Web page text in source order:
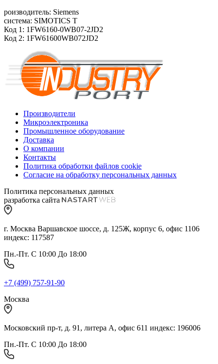
роизводитель: Siemens
система: SIMOTICS T
Код 1: 1FW6160-0WB07-2JD2
Код 2: 1FW61600WB072JD2
Производители
Микроэлектроника
Промышленное оборудование
Доставка
О компании
Контакты
Политика обработки файлов cookie
Согласие на обработку персональных данных
Политика персональных данных
разработка сайта
г. Москва Варшавское шоссе, д. 125Ж, корпус 6, офис 1106
индекс: 117587
Пн.-Пт. С 10:00 До 18:00
+7 (499) 757-91-90
Москва
Московский пр-т, д. 91, литера А, офис 611 индекс: 196006
Пн.-Пт. С 10:00 До 18:00